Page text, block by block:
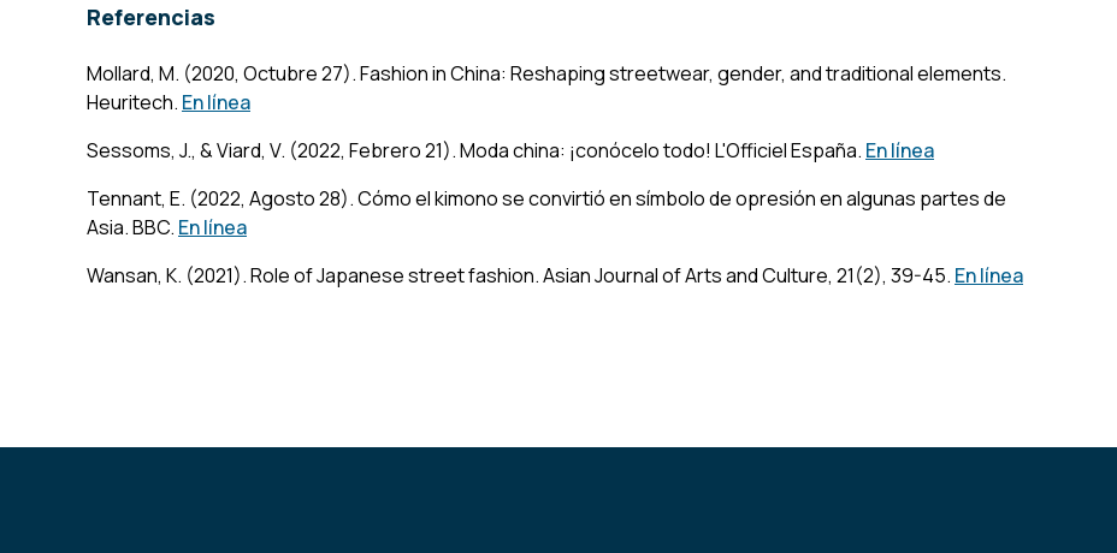
Referencias
Mollard, M. (2020, Octubre 27).Fashion in China: Reshaping streetwear, gender, and traditional elements.
Heuritech. En línea
Sessoms, J., & Viard, V. (2022, Febrero 21).Moda china: ¡conócelo todo! L'Officiel España. En línea
Tennant, E. (2022, Agosto 28).Cómo el kimono se convirtió en símbolo de opresión en algunas partes de
Asia. BBC. En línea
Wansan, K. (2021). Role of Japanese street fashion.Asian Journal of Arts and Culture, 21(2), 39-45. En línea